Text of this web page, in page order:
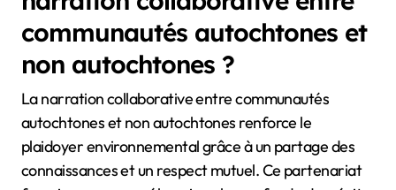
communautés autochtones et
non autochtones ?
La narration collaborative entre communautés
autochtones et non autochtones renforce le
plaidoyer environnemental grâce à un partage des
connaissances et un respect mutuel. Ce partenariat